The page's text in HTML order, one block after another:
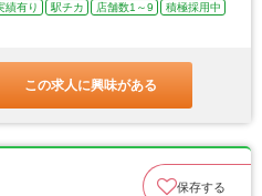
績有り 駅チカ 店舗数1～9
積極採用中
この求人に興味がある
保存する